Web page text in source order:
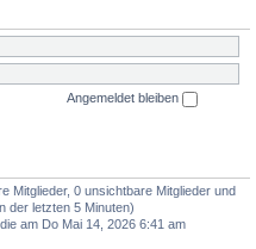
Angemeldet bleiben
Mitglieder, 0 unsichtbare Mitglieder und
der letzten 5 Minuten)
am Do Mai 14, 2026 6:41 am